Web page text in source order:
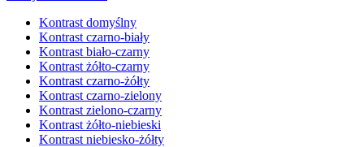
Kontrast domyślny
Kontrast czarno-biały
Kontrast biało-czarny
Kontrast żółto-czarny
Kontrast czarno-żółty
Kontrast czarno-zielony
Kontrast zielono-czarny
Kontrast żółto-niebieski
Kontrast niebiesko-żółty